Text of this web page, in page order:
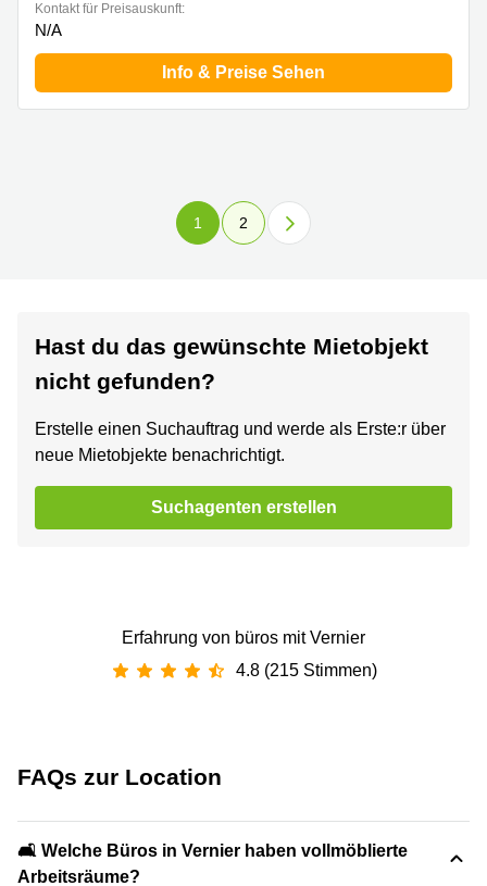
Kontakt für Preisauskunft:
N/A
Info & Preise Sehen
1 2
Hast du das gewünschte Mietobjekt
nicht gefunden?
Erstelle einen Suchauftrag und werde als Erste:r über
neue Mietobjekte benachrichtigt.
Suchagenten erstellen
Erfahrung von büros mit Vernier
4.8 (215 Stimmen)
FAQs zur Location
🛋️ Welche Büros in Vernier haben vollmöblierte
Arbeitsräume?